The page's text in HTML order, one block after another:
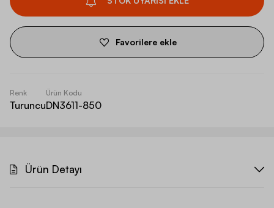
Favorilere ekle
Renk
Turuncu
Ürün Kodu
DN3611-850
Ürün Detayı